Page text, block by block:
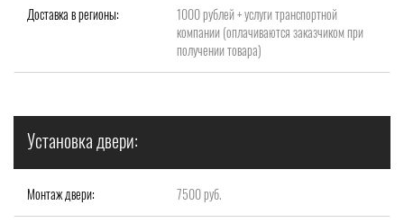
Доставка в регионы:
1000 рублей + услуги транспортной
компании (оплачиваются заказчиком при
получении товара)
Установка двери:
Монтаж двери: 7500 руб.